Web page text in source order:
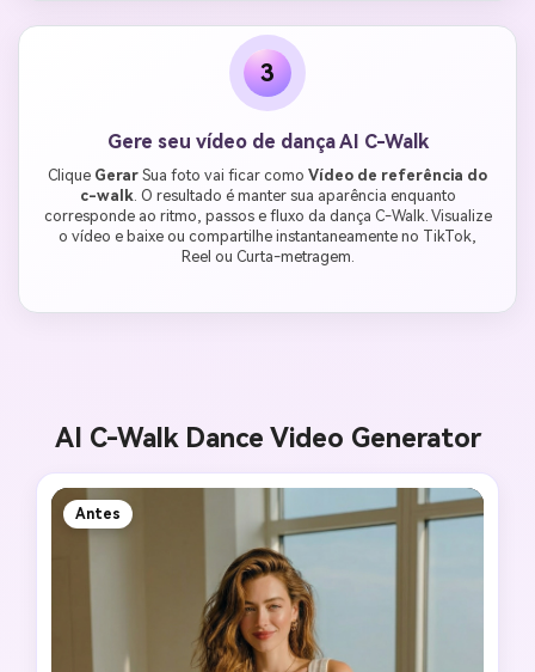
3
Gere seu vídeo de dança AI C-Walk
Clique Gerar Sua foto vai ficar como Vídeo de referência do
c-walk . O resultado é manter sua aparência enquanto
corresponde ao ritmo, passos e fluxo da dança C-Walk. Visualize
o vídeo e baixe ou compartilhe instantaneamente no TikTok,
Reel ou Curta-metragem.
AI C-Walk Dance Video Generator
Antes